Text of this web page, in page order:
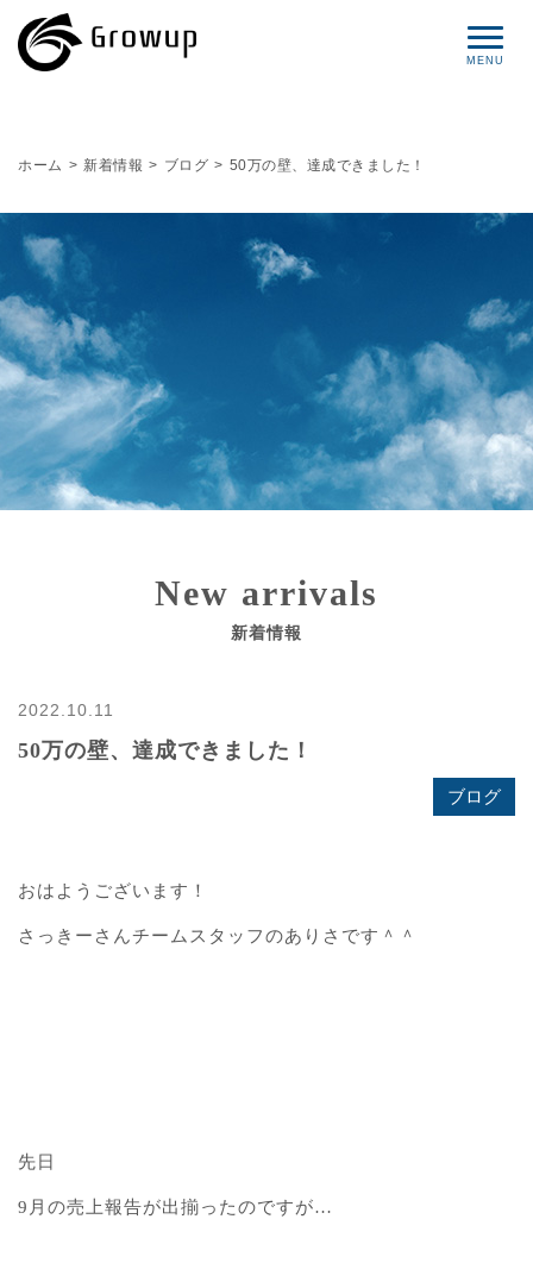
サービス
ブログ
お問い合わせ
ホーム > 新着情報 > ブログ > 50万の壁、達成できました！
New arrivals
新着情報
2022.10.11
50万の壁、達成できました！
ブログ
おはようございます！
さっきーさんチームスタッフのありさです＾＾
先日
9月の売上報告が出揃ったのですが…